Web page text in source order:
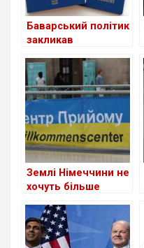
Баварський політик
закликав
допомоги
українських
чоловіків, що
уникають
мобілізації
Землі Німеччини не
хочуть більше
українських
біженців